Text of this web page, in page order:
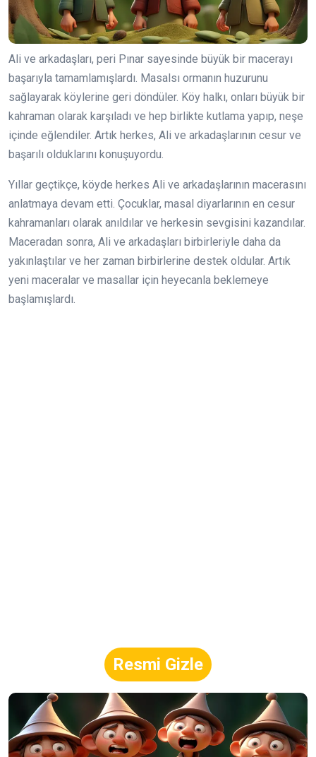
Ali ve arkadaşları, peri Pınar sayesinde büyük bir macerayı
başarıyla tamamlamışlardı. Masalsı ormanın huzurunu
sağlayarak köylerine geri döndüler. Köy halkı, onları büyük bir
kahraman olarak karşıladı ve hep birlikte kutlama yapıp, neşe
içinde eğlendiler. Artık herkes, Ali ve arkadaşlarının cesur ve
başarılı olduklarını konuşuyordu.
Yıllar geçtikçe, köyde herkes Ali ve arkadaşlarının macerasını
anlatmaya devam etti. Çocuklar, masal diyarlarının en cesur
kahramanları olarak anıldılar ve herkesin sevgisini kazandılar.
Maceradan sonra, Ali ve arkadaşları birbirleriyle daha da
yakınlaştılar ve her zaman birbirlerine destek oldular. Artık
yeni maceralar ve masallar için heyecanla beklemeye
başlamışlardı.
Resmi Gizle